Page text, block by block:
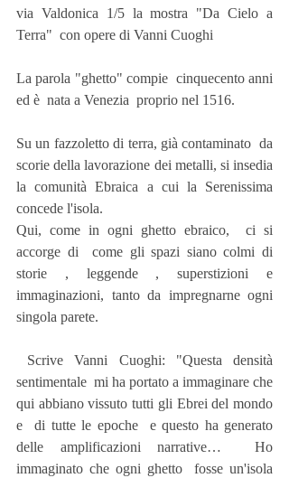
via Valdonica 1/5 la mostra "Da Cielo a
Terra"  con opere di Vanni Cuoghi
La parola "ghetto" compie  cinquecento anni
ed è  nata a Venezia  proprio nel 1516.
Su un fazzoletto di terra, già contaminato  da
scorie della lavorazione dei metalli, si insedia
la comunità Ebraica a cui la Serenissima
concede l'isola.
Qui, come in ogni ghetto ebraico,  ci si
accorge di  come gli spazi siano colmi di
storie , leggende , superstizioni e
immaginazioni, tanto da impregnarne ogni
singola parete.
sentimentale  mi ha portato a immaginare che
qui abbiano vissuto tutti gli Ebrei del mondo
e  di tutte le epoche  e questo ha generato
delle amplificazioni narrative…  Ho
immaginato che ogni ghetto  fosse un'isola